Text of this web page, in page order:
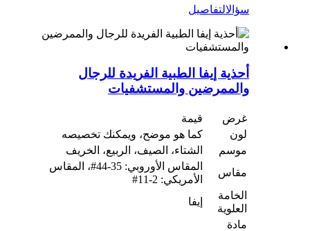
سؤالالتفاصيل
أحذية إيفا الطبية الفريدة للرجال
والممرضين والمستشفيات
غرض
قيمة
لون
كما هو موضح، ويمكنك تخصيصه
موسم
الشتاء، الصيف، الربيع، الخريف
مقاس
المقاس الأوروبي: 35-44#، المقاس
الأمريكي: 2-11#
الخامة
العلوية
إيفا
مادة